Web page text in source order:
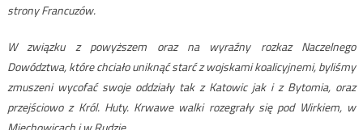
strony Francuzów.
W związku z powyższem oraz na wyraźny rozkaz Naczelnego
Dowództwa, które chciało uniknąć starć z wojskami koalicyjnemi, byliśmy
zmuszeni wycofać swoje oddziały tak z Katowic jak i z Bytomia, oraz
przejściowo z Król. Huty. Krwawe walki rozegrały się pod Wirkiem, w